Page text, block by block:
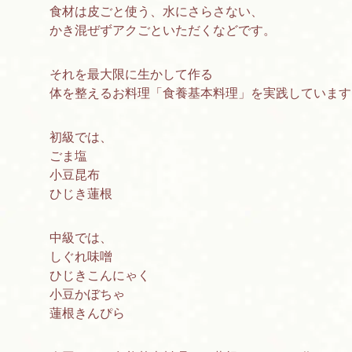
食材は皮ごと使う、水にさらさない、
かき混ぜずアクごといただくなどです。
それを最大限に生かして作る
体を整えるお料理「食養基本料理」を実践していま
初級では、
ごま塩
小豆昆布
ひじき蓮根
中級では、
しぐれ味噌
ひじきこんにゃく
小豆かぼちゃ
蓮根きんぴら